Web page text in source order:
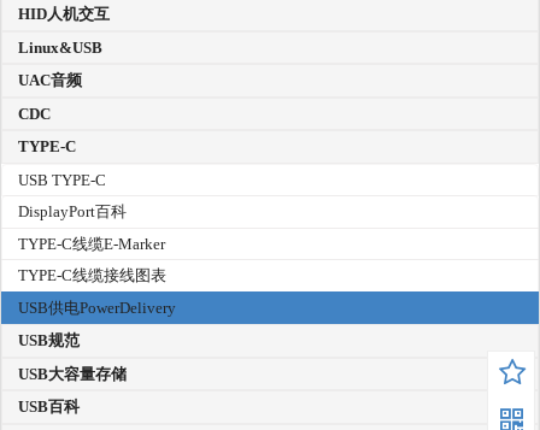
HID人机交互
Linux&USB
UAC音频
CDC
TYPE-C
USB TYPE-C
DisplayPort百科
TYPE-C线缆E-Marker
TYPE-C线缆接线图表
USB供电PowerDelivery
USB规范
USB大容量存储
USB百科